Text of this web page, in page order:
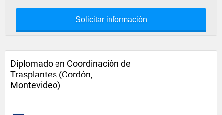
Solicitar información
Diplomado en Coordinación de
Trasplantes (Cordón,
Montevideo)